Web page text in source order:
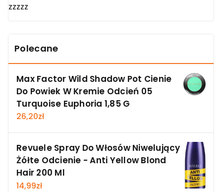
zzzzz
Polecane
Max Factor Wild Shadow Pot Cienie
Do Powiek W Kremie Odcień 05
Turquoise Euphoria 1,85 G
26,20zł
Revuele Spray Do Włosów Niwelujący
Żółte Odcienie - Anti Yellow Blond
Hair 200 Ml
14,99zł